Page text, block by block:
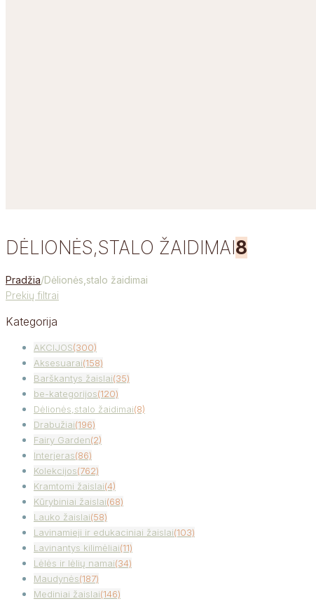
DĖLIONĖS,STALO ŽAIDIMAI8
Pradžia/Dėlionės,stalo žaidimai
Prekių filtrai
Kategorija
AKCIJOS(300)
Aksesuarai(158)
Barškantys žaislai(35)
be-kategorijos(120)
Dėlionės,stalo žaidimai(8)
Drabužiai(196)
Fairy Garden(2)
Interjeras(86)
Kolekcijos(762)
Kramtomi žaislai(4)
Kūrybiniai žaislai(68)
Lauko žaislai(58)
Lavinamieji ir edukaciniai žaislai(103)
Lavinantys kilimėliai(11)
Lėlės ir lėlių namai(34)
Maudynės(187)
Mediniai žaislai(146)